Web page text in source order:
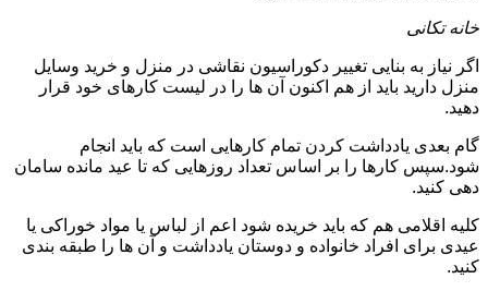
خانه تکانی
اگر نیاز به بنایی تغییر دکوراسیون نقاشی در منزل و خرید وسایل
منزل دارید باید از هم اکنون آن ها را در لیست کارهای خود قرار
دهید.
گام بعدی یادداشت کردن تمام کارهایی است که باید انجام
شود.سپس کارها را بر اساس تعداد روزهایی که تا عید مانده سامان
دهی کنید.
کلیه اقلامی هم که باید خریده شود اعم از لباس یا مواد خوراکی یا
عیدی برای افراد خانواده و دوستان یادداشت و آن ها را طبقه بندی
کنید.